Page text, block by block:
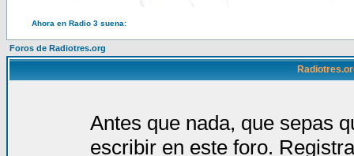
Ahora en Radio 3 suena:
Foros de Radiotres.org
Antes que nada, que sepas
escribir en este foro.